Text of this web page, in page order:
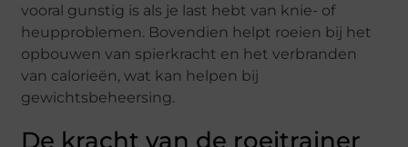
vooral gunstig is als je last hebt van knie- of
heupproblemen. Bovendien helpt roeien bij het
opbouwen van spierkracht en het verbranden
van calorieën, wat kan helpen bij
gewichtsbeheersing.
De kracht van de roeitrainer